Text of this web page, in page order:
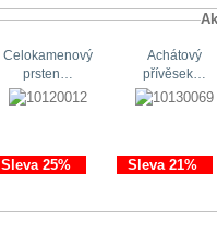
Celokamenový
prsten…
Sleva 25%
Achátový
přívěsek…
Sleva 21%